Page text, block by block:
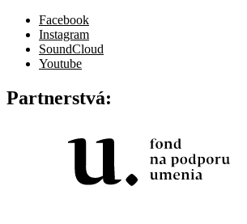
Facebook
Instagram
SoundCloud
Youtube
Partnerstvá: